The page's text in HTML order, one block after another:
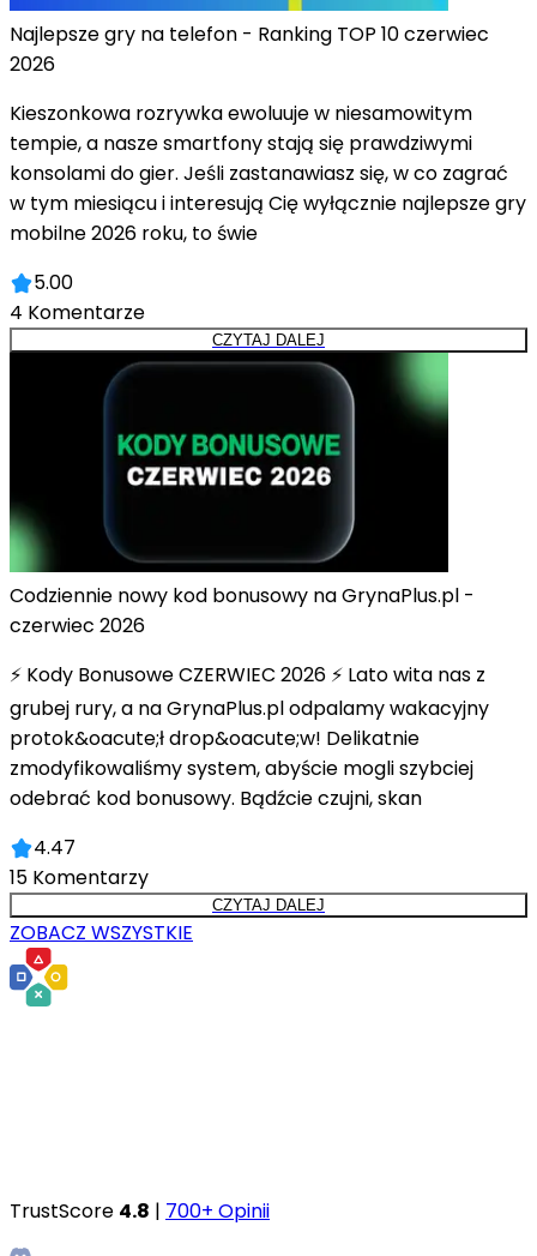
Najlepsze gry na telefon - Ranking TOP 10 czerwiec
2026
Kieszonkowa rozrywka ewoluuje w niesamowitym
tempie, a nasze smartfony stają się prawdziwymi
konsolami do gier. Jeśli zastanawiasz się, w co zagrać
w tym miesiącu i interesują Cię wyłącznie najlepsze gry
mobilne 2026 roku, to świe
5.00
4 Komentarze
CZYTAJ DALEJ
Codziennie nowy kod bonusowy na GrynaPlus.pl -
czerwiec 2026
⚡ Kody Bonusowe CZERWIEC 2026 ⚡ Lato wita nas z
grubej rury, a na GrynaPlus.pl odpalamy wakacyjny
protok&oacute;ł drop&oacute;w! Delikatnie
zmodyfikowaliśmy system, abyście mogli szybciej
odebrać kod bonusowy. Bądźcie czujni, skan
4.47
15 Komentarzy
CZYTAJ DALEJ
ZOBACZ WSZYSTKIE
TrustScore 4.8 | 700+ Opinii